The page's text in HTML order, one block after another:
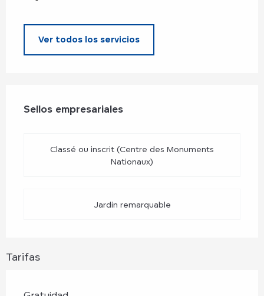
Ver todos los servicios
Sellos empresariales
Sellos empresariales
Classé ou inscrit (Centre des Monuments
Nationaux)
Jardin remarquable
Tarifas